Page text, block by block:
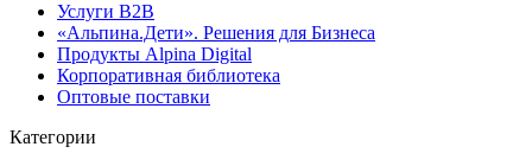
Услуги B2B
«Альпина.Дети». Решения для Бизнеса
Продукты Alpina Digital
Корпоративная библиотека
Оптовые поставки
Категории